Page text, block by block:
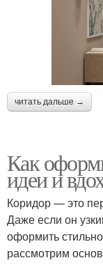
читать дальше →
Как
идеи и
Коридор — это
Даже если он
оформить
рассмотрим